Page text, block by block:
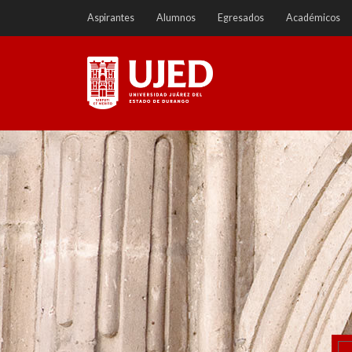
a
Aspirantes Alumnos Egresados Académicos
Universidad Juárez del
Estado de Durango